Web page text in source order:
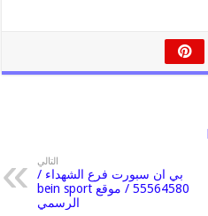
التالي
بي ان سبورت فرع الشهداء /
55564580 / موقع bein sport
الرسمي